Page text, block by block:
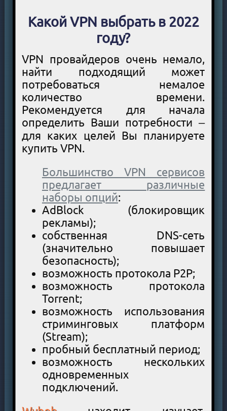
Какой VPN выбрать в 2022
году?
VPN провайдеров очень немало,
найти подходящий может
потребоваться немалое
количество времени.
Рекомендуется для начала
определить Ваши потребности –
для каких целей Вы планируете
купить VPN.
Большинство VPN сервисов
предлагает различные
наборы опций:
AdBlock (блокировщик
рекламы);
собственная DNS-сеть
(значительно повышает
безопасность);
возможность протокола P2P;
возможность протокола
Torrent;
возможность использования
стриминговых платформ
(Stream);
пробный бесплатный период;
возможность нескольких
одновременных
подключений.